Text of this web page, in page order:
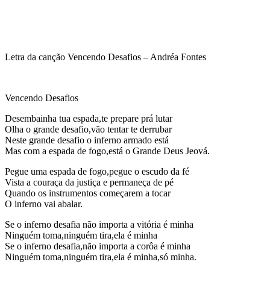
Letra da canção Vencendo Desafios – Andréa Fontes
Vencendo Desafios
Desembainha tua espada,te prepare prá lutar
Olha o grande desafio,vão tentar te derrubar
Neste grande desafio o inferno armado está
Mas com a espada de fogo,está o Grande Deus Jeová.
Pegue uma espada de fogo,pegue o escudo da fé
Vista a couraça da justiça e permaneça de pé
Quando os instrumentos começarem a tocar
O inferno vai abalar.
Se o inferno desafia não importa a vitória é minha
Ninguém toma,ninguém tira,ela é minha
Se o inferno desafia,não importa a corôa é minha
Ninguém toma,ninguém tira,ela é minha,só minha.